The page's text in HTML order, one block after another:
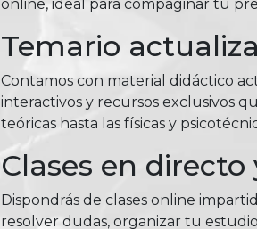
online, ideal para compaginar tu
Temario
Contamos con material didáctico
interactivos y recursos exclusivos
teóricas hasta las físicas y
Clases en
Dispondrás de clases online
resolver dudas, organizar tu